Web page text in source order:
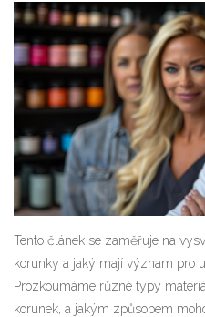
Tento článek se zaměřuje na
korunky a jaký mají význam pro
Prozkoumáme různé typy
korunek, a jakým způsobem